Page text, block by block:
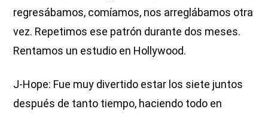
regresábamos, comíamos, nos arreglábamos otra
vez. Repetimos ese patrón durante dos meses.
Rentamos un estudio en Hollywood.
J-Hope: Fue muy divertido estar los siete juntos
después de tanto tiempo, haciendo todo en